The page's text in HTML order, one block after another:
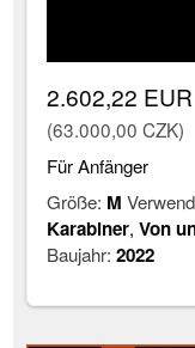
2.602,22 EUR
(63.000,00 CZK)
Für Anfänger
Größe: M
Karabiner,Von
Baujahr:2022